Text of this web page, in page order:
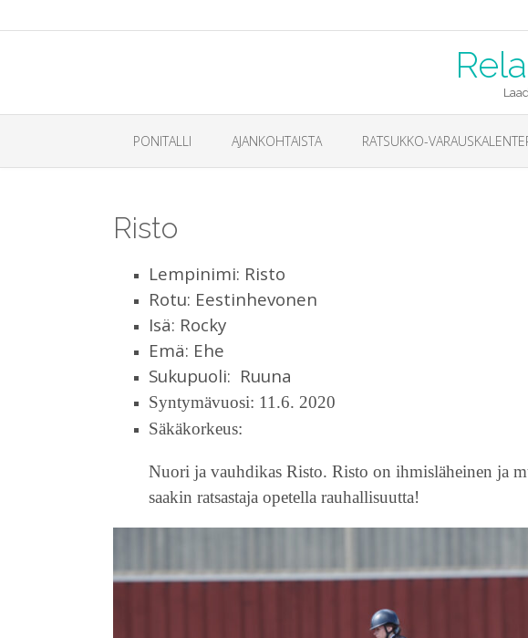
PONITALLI AJANKOHTAISTA RATSUKKO-
Risto
Lempinimi: Risto
Rotu: Eestinhevonen
Isä: Rocky
Emä: Ehe
Sukupuoli: Ruuna
Syntymävuosi: 11.6. 2020
Säkäkorkeus:
Nuori ja vauhdikas Risto. Risto on ihmisläheinen ja
saakin ratsastaja opetella rauhallisuutta!